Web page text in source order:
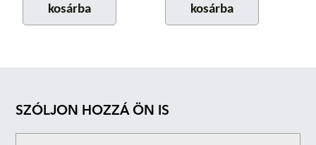
kosárba kosárba
SZÓLJON HOZZÁ ÖN IS